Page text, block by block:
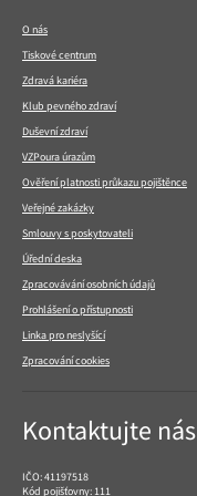
O nás
Tiskové centrum
Zdravá kariéra
Klub pevného zdraví
Duševní zdraví
VZPoura úrazům
Ověření platnosti průkazu pojištěnce
Veřejné zakázky
Smlouvy s poskytovateli
Úřední deska
Zpracovávání osobních údajů
Prohlášení o přístupnosti
Linka pro neslyšící
Zpracování cookies
Kontaktujte nás
IČO: 41197518
Kód pojišťovny: 111